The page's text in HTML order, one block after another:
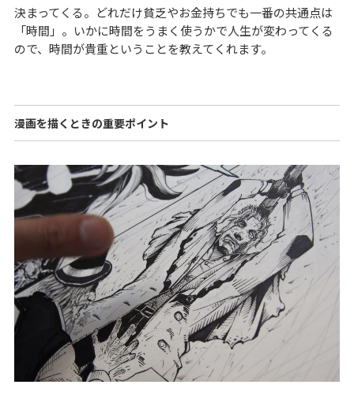
決まってくる。どれだけ貧乏やお金持ちでも一番の共通点は
「時間」。いかに時間をうまく使うかで人生が変わってくる
ので、時間が貴重ということを教えてくれます。
漫画を描くときの重要ポイント